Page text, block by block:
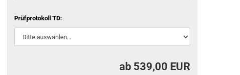
Prüfprotokoll TD:
ab 539,00 EUR